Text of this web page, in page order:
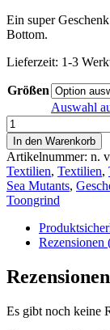
Ein super
Bottom.
Lieferzeit: 1-3
Größen
Auswahl
Männer
T-
Shirt
–
Toongrind:
Deep
Sea
Mutants
(Parody
Menge
In den Warenkorb
Artikelnummer: n.
Textilien, Textilien,
Sea Mutants,
Toongrind
Rezensionen
Rezensionen
Es gibt noch keine